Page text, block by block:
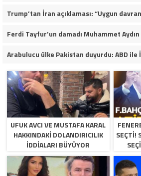
Ferdi Tayfur’un damadı Muhammet Aydın
Arabulucu ülke Pakistan duyurdu: ABD ile
UFUK AVCI VE MUSTAFA KARAL
HAKKINDAKI DOLANDIRICILIK
İDDIALARI BÜYÜYOR
SEÇTI!